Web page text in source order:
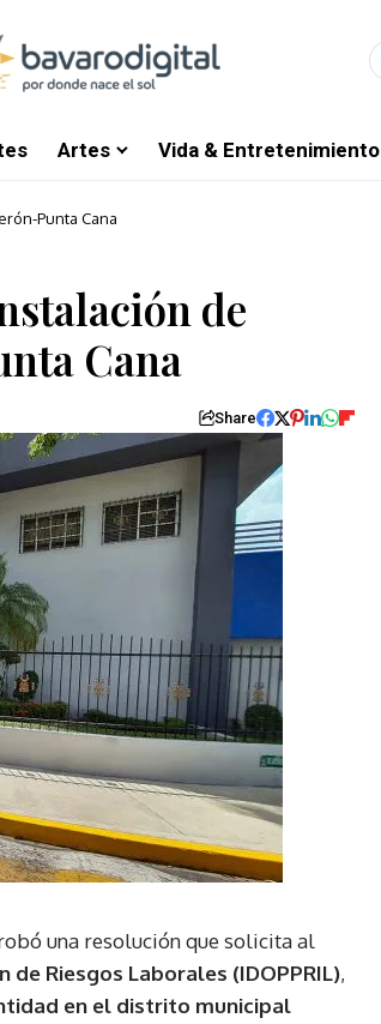
Artes Vida & Entretenimiento
Punta Cana
de
Cana
Share
una resolución que solicita al
Riesgos Laborales (IDOPPRIL),
en el distrito municipal